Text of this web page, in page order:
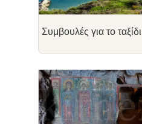
Συμβουλές για το